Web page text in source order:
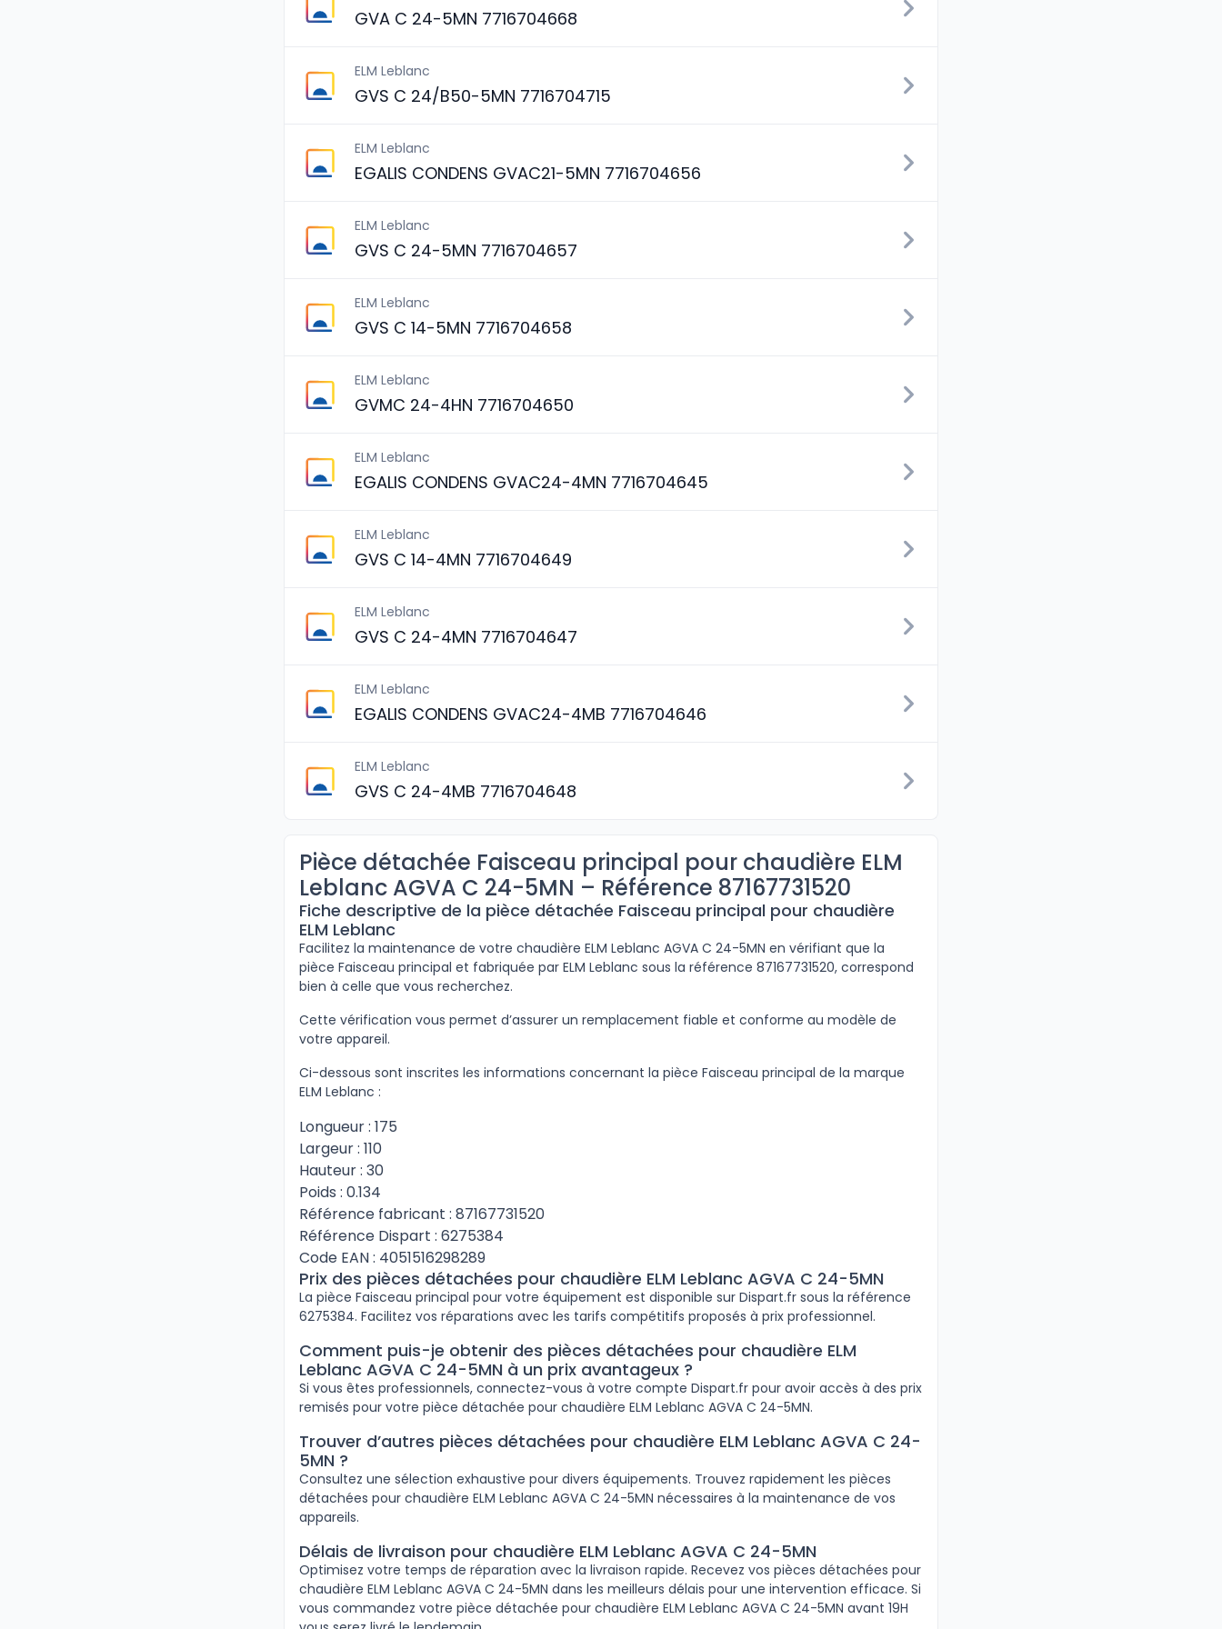
GVA C 24-5MN 7716704668
ELM Leblanc
GVS C 24/B50-5MN 7716704715
ELM Leblanc
EGALIS CONDENS GVAC21-5MN 7716704656
ELM Leblanc
GVS C 24-5MN 7716704657
ELM Leblanc
GVS C 14-5MN 7716704658
ELM Leblanc
GVMC 24-4HN 7716704650
ELM Leblanc
EGALIS CONDENS GVAC24-4MN 7716704645
ELM Leblanc
GVS C 14-4MN 7716704649
ELM Leblanc
GVS C 24-4MN 7716704647
ELM Leblanc
EGALIS CONDENS GVAC24-4MB 7716704646
ELM Leblanc
GVS C 24-4MB 7716704648
Pièce détachée Faisceau principal pour chaudière ELM
Leblanc AGVA C 24-5MN – Référence 87167731520
Fiche descriptive de la pièce détachée Faisceau principal pour chaudière
ELM Leblanc
Facilitez la maintenance de votre chaudière ELM Leblanc AGVA C 24-5MN en vérifiant que la
pièce Faisceau principal et fabriquée par ELM Leblanc sous la référence 87167731520, correspond
bien à celle que vous recherchez.
Cette vérification vous permet d’assurer un remplacement fiable et conforme au modèle de
votre appareil.
Ci-dessous sont inscrites les informations concernant la pièce Faisceau principal de la marque
ELM Leblanc :
Longueur : 175
Largeur : 110
Hauteur : 30
Poids : 0.134
Référence fabricant : 87167731520
Référence Dispart : 6275384
Code EAN : 4051516298289
Prix des pièces détachées pour chaudière ELM Leblanc AGVA C 24-5MN
La pièce Faisceau principal pour votre équipement est disponible sur Dispart.fr sous la référence
6275384. Facilitez vos réparations avec les tarifs compétitifs proposés à prix professionnel.
Comment puis-je obtenir des pièces détachées pour chaudière ELM
Leblanc AGVA C 24-5MN à un prix avantageux ?
Si vous êtes professionnels, connectez-vous à votre compte Dispart.fr pour avoir accès à des prix
remisés pour votre pièce détachée pour chaudière ELM Leblanc AGVA C 24-5MN.
Trouver d’autres pièces détachées pour chaudière ELM Leblanc AGVA C 24-
5MN ?
Consultez une sélection exhaustive pour divers équipements. Trouvez rapidement les pièces
détachées pour chaudière ELM Leblanc AGVA C 24-5MN nécessaires à la maintenance de vos
appareils.
Délais de livraison pour chaudière ELM Leblanc AGVA C 24-5MN
Optimisez votre temps de réparation avec la livraison rapide. Recevez vos pièces détachées pour
chaudière ELM Leblanc AGVA C 24-5MN dans les meilleurs délais pour une intervention efficace. Si
vous commandez votre pièce détachée pour chaudière ELM Leblanc AGVA C 24-5MN avant 19H